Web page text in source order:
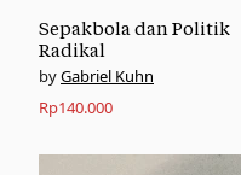
Sepakbola dan Politik
Radikal
Gabriel Kuhn
Rp140.000